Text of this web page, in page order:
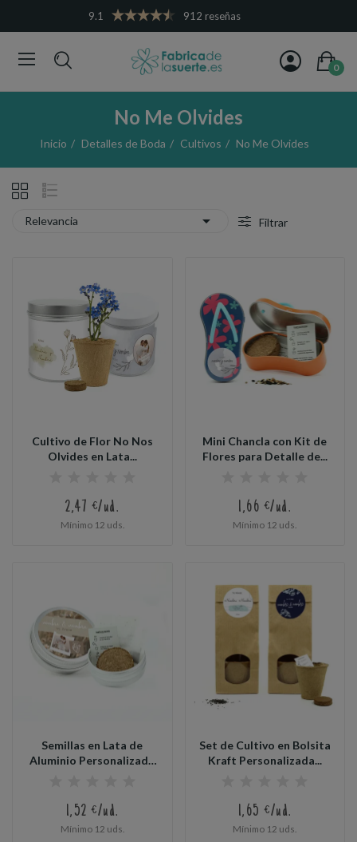
9.1 912 reseñas
0
No Me Olvides
Inicio Detalles de Boda Cultivos No Me Olvides
Relevancia  Filtrar
Cultivo de Flor No Nos
Olvides en Lata...
2,47 €/ud.
Mínimo 12 uds.
Mini Chancla con Kit de
Flores para Detalle de...
1,66 €/ud.
Mínimo 12 uds.
Semillas en Lata de
Aluminio Personalizada
1,52 €/ud.
Mínimo 12 uds.
Set de Cultivo en Bolsita
Kraft Personalizada...
1,65 €/ud.
Mínimo 12 uds.